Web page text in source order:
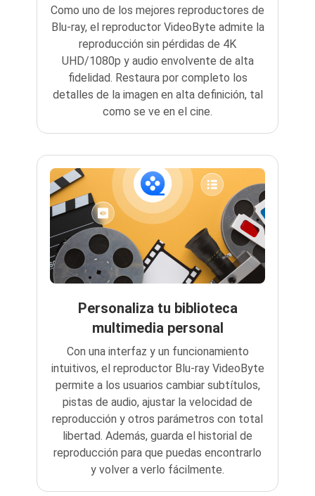
Como uno de los mejores reproductores de
Blu-ray, el reproductor VideoByte admite la
reproducción sin pérdidas de 4K
UHD/1080p y audio envolvente de alta
fidelidad. Restaura por completo los
detalles de la imagen en alta definición, tal
como se ve en el cine.
Personaliza tu biblioteca
multimedia personal
Con una interfaz y un funcionamiento
intuitivos, el reproductor Blu-ray VideoByte
permite a los usuarios cambiar subtítulos,
pistas de audio, ajustar la velocidad de
reproducción y otros parámetros con total
libertad. Además, guarda el historial de
reproducción para que puedas encontrarlo
y volver a verlo fácilmente.